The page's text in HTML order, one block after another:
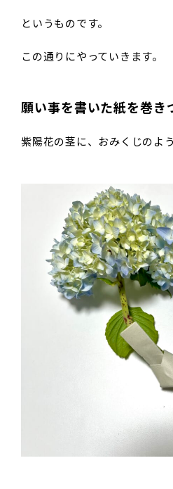
というものです。
この通りにやっていきます。
願い事を書いた紙を巻き
紫陽花の茎に、おみくじのよ